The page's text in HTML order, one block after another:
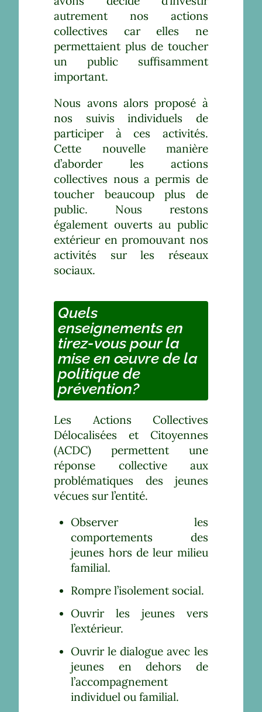
autrement nos actions
collectives car elles ne
permettaient plus de toucher
un public suffisamment
important.
Nous avons alors proposé à
nos suivis individuels de
participer à ces activités.
Cette nouvelle manière
d’aborder les actions
collectives nous a permis de
toucher beaucoup plus de
public. Nous restons
également ouverts au public
extérieur en promouvant nos
activités sur les réseaux
sociaux.
Quels
enseignements en
tirez-vous pour la
mise en œuvre de la
politique de
prévention?
Les Actions Collectives
Délocalisées et Citoyennes
(ACDC) permettent une
réponse collective aux
problématiques des jeunes
vécues sur l’entité.
Observer les
comportements des
jeunes hors de leur milieu
familial.
Rompre l’isolement social.
Ouvrir les jeunes vers
l’extérieur.
Ouvrir le dialogue avec les
jeunes en dehors de
l’accompagnement
individuel ou familial.